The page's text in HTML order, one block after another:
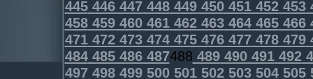
445446447448449450451452453
458459460461462463464465466
471472473474475476477478479
484485486487488 489490491492
497498499500501502503504505